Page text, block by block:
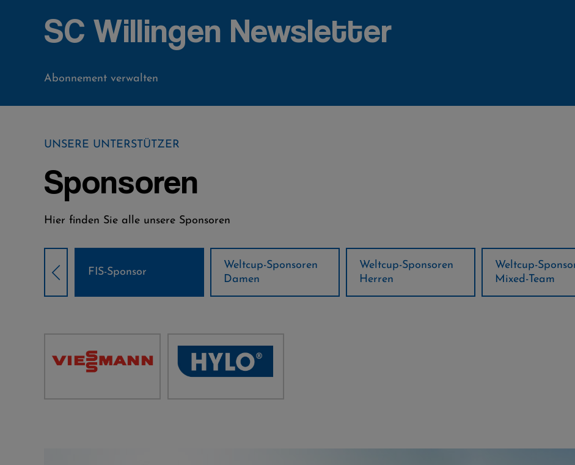
SC Willingen Newsletter
Abonnement verwalten
UNSERE UNTERSTÜTZER
Sponsoren
Hier finden Sie alle unsere Sponsoren
Weltcup-Sponsoren
Damen
Weltcup-Sponsoren
Herren
Weltcup-Sponsoren
Mixed-Team
Regions-Partner